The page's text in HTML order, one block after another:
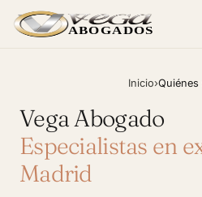
ABOGADOS
Inicio›Quiénes
Vega Abogado
Especialistas en
Madrid